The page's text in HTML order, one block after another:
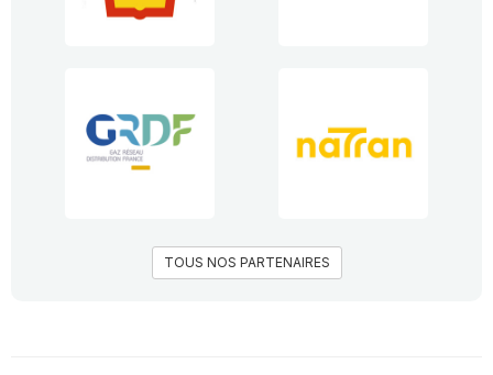
TOUS NOS PARTENAIRES